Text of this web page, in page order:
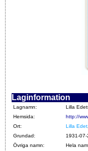
Laginformation
Lagnamn:
Lilla
Hemsida:
http://
Ort:
Lilla Edet
Grundad:
1931-07-
Övriga namn:
Hela